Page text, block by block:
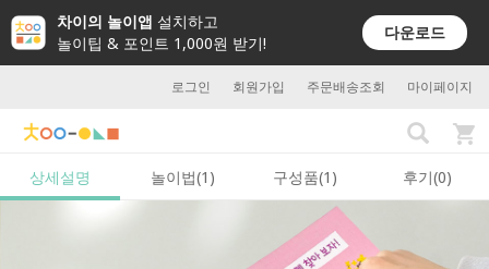
차이의 놀이앱 설치하고
놀이팁 & 포인트 1,000원 받기!
다운로드
로그인 회원가입 주문배송조회 마이페이지
상세설명 놀이법(1) 구성품(1) 후기(0)